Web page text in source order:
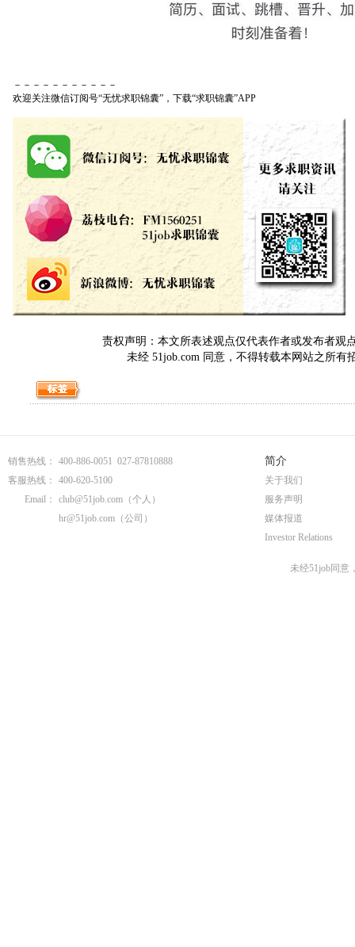
－－－－－－－－－－－
欢迎关注微信订阅号“无忧求职锦囊”，下载“求职锦囊”APP
责权声明：本文所表述观点仅代表作者或发布者观
未经 51job.com 同意，不得转载本网站之所有
销售热线：
400-886-0051 027-87810888
客服热线：
400-620-5100
Email：
club@51job.com （个人）
hr@51job.com （公司）
简介
关于我们
服务声明
媒体报道
Investor Relations
未经51job同意